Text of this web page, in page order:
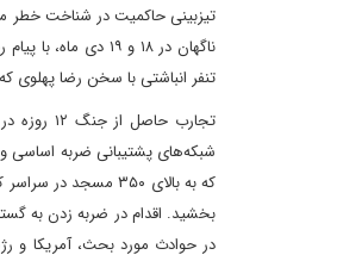
تیزبینی حاکمیت در شناخت خطر
ناگهان در ۱۸ و
تنفر انباشتی با سخن رضا پهلوی
تجارب
شبکه‌های پشتیبانی ضربه اساسی
که به بالای ۳۵۰
بخشید. اقدام در ضربه زدن به
در حوادث مورد بحث، آمریکا و